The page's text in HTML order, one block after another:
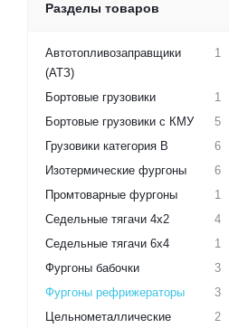
Разделы товаров
Автотопливозаправщики
(АТЗ)
1
Бортовые грузовики
1
Бортовые грузовики с КМУ
5
Грузовики категория B
6
Изотермические фургоны
6
Промтоварные фургоны
1
Седельные тягачи 4х2
4
Седельные тягачи 6х4
1
Фургоны бабочки
3
Фургоны рефрижераторы
3
Цельнометаллические
2